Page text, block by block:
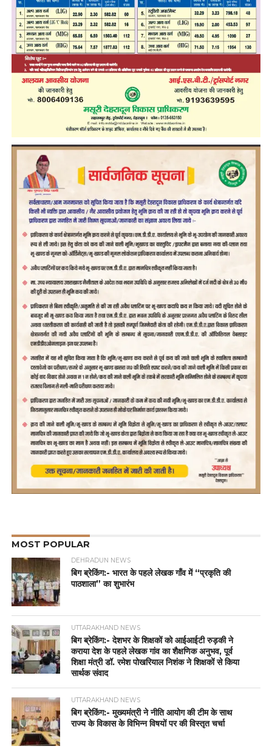
MOST POPULAR
DEHRADUN NEWS
बिग ब्रेकिंग:- भारत के पहले लेखक गाँव में “प्रकृति की
पाठशाला” का शुभारंभ
UTTARAKHAND NEWS
बिग ब्रेकिंग:- देशभर के शिक्षकों को आईआईटी रुड़की ने
कराया देश के पहले लेखक गांव का शैक्षणिक अनुभव, पूर्व
शिक्षा मंत्री डॉ. रमेश पोखरियाल निशंक ने शिक्षकों से किया
सार्थक संवाद
UTTARAKHAND NEWS
बिग ब्रेकिंग:- मुख्यमंत्री ने नीति आयोग की टीम के साथ
राज्य के विकास के विभिन्न विषयों पर की विस्तृत चर्चा